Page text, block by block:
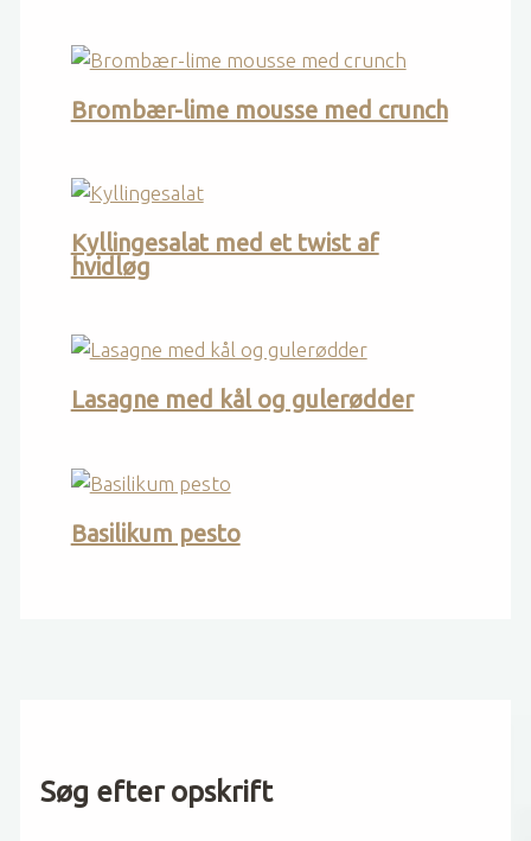
Brombær-lime mousse med crunch
Kyllingesalat med et twist af
hvidløg
Lasagne med kål og gulerødder
Basilikum pesto
Søg efter opskrift